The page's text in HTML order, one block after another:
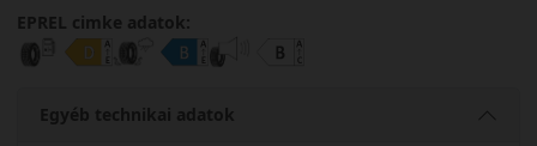
EPREL cimke adatok:
Egyéb technikai adatok